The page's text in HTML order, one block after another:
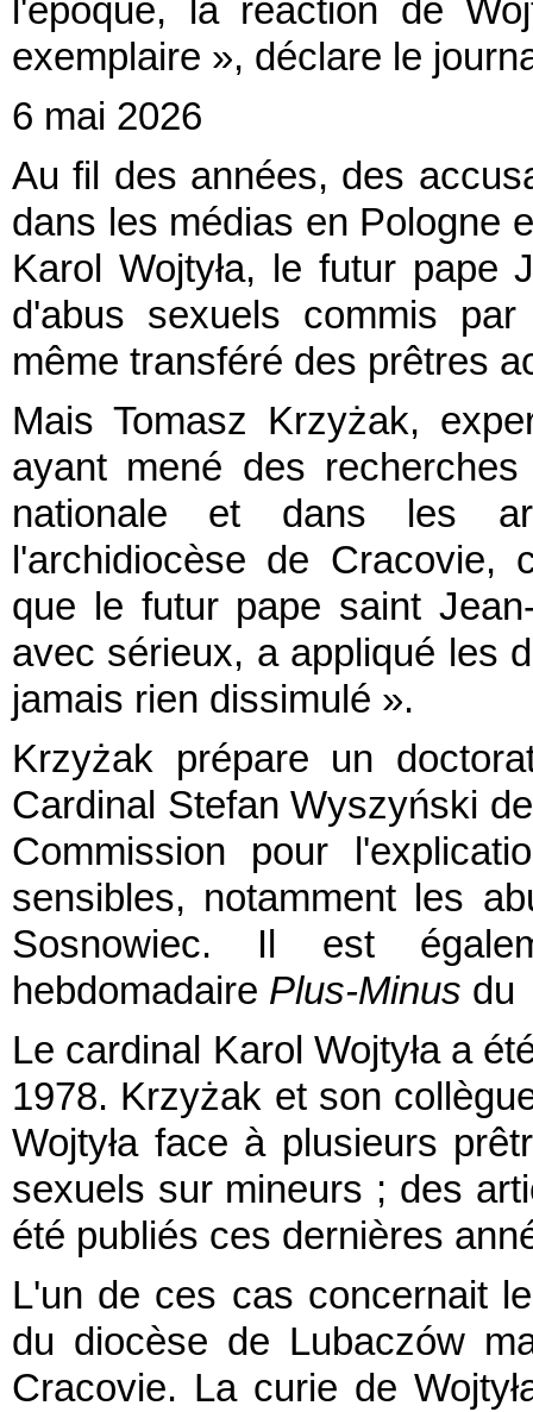
l'époque, la réaction de
exemplaire », déclare le
6 mai 2026
Au fil des années, des
dans les médias en Pologne
Karol Wojtyła, le futur pape
d'abus sexuels commis
même transféré des prêtres
Mais Tomasz Krzyżak,
ayant mené des
nationale et dans les
l'archidiocèse de Cracovie,
que le futur pape saint
avec sérieux, a appliqué les
jamais rien dissimulé ».
Krzyżak prépare un
Cardinal Stefan Wyszyński
Commission pour
sensibles, notamment les
Sosnowiec. Il est
hebdomadaire Plus-Minus du
Le cardinal Karol Wojtyła a
1978. Krzyżak et son
Wojtyła face à plusieurs
sexuels sur mineurs ; des
été publiés ces dernières
L'un de ces cas concernait
du diocèse de Lubaczów
Cracovie. La curie de